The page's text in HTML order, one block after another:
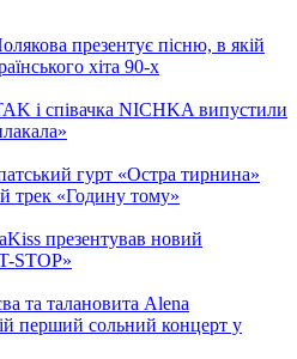
презентує пісню, в якій
хіта 90-х
і співачка NICHKA випустили
гурт «Остра тирнина»
трек «Годину тому»
презентував новий
STOP»
та талановита Alena
перший сольний концерт у